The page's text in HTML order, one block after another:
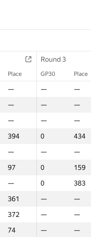
Round 3
Place GP30 Place
— — —
— — —
— — —
394 0 434
— — —
97 0 159
— 0 383
361 — —
372 — —
74 — —